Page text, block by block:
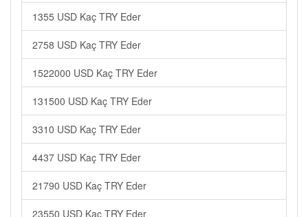
1355 USD Kaç TRY Eder
2758 USD Kaç TRY Eder
1522000 USD Kaç TRY Eder
131500 USD Kaç TRY Eder
3310 USD Kaç TRY Eder
4437 USD Kaç TRY Eder
21790 USD Kaç TRY Eder
23550 USD Kaç TRY Eder